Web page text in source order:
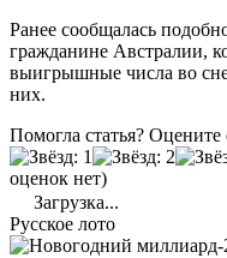
Ранее сообщалась
гражданине Австралии,
выигрышные числа во
них.
Помогла статья? Оцените
оценок нет)
Загрузка...
Русское лото